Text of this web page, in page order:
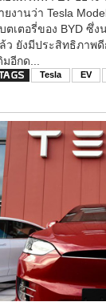
ยงานว่า Tesla
ตเตอรี่ของ BYD ซึ่ง
ว ยังมีประสิทธิภาพดี
มอีกด...
Tesla EV